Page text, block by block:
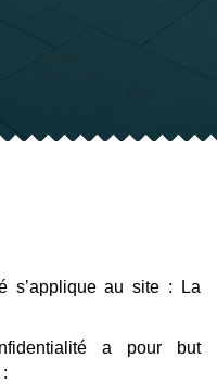
s’applique au site : La
a pour but